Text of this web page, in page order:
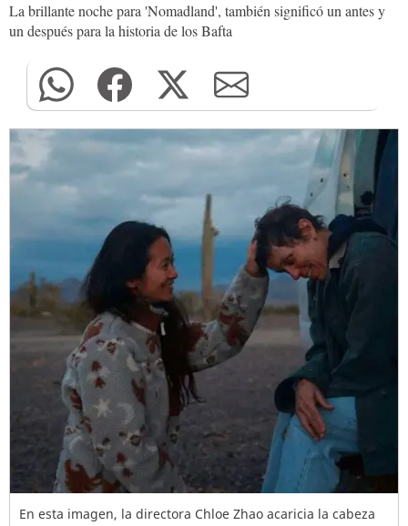
La brillante noche para 'Nomadland', también significó un antes y
un después para la historia de los Bafta
En esta imagen, la directora Chloe Zhao acaricia la cabeza